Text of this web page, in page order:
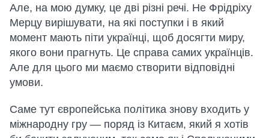
Але, на мою думку, це дві різні речі. Не Фрідріху
Мерцу вирішувати, на які поступки і в який
момент мають піти українці, щоб досягти миру,
якого вони прагнуть. Це справа самих українців.
Але для цього ми маємо створити відповідні
умови.
Саме тут європейська політика знову входить у
міжнародну гру — поряд із Китаєм, який я хотів